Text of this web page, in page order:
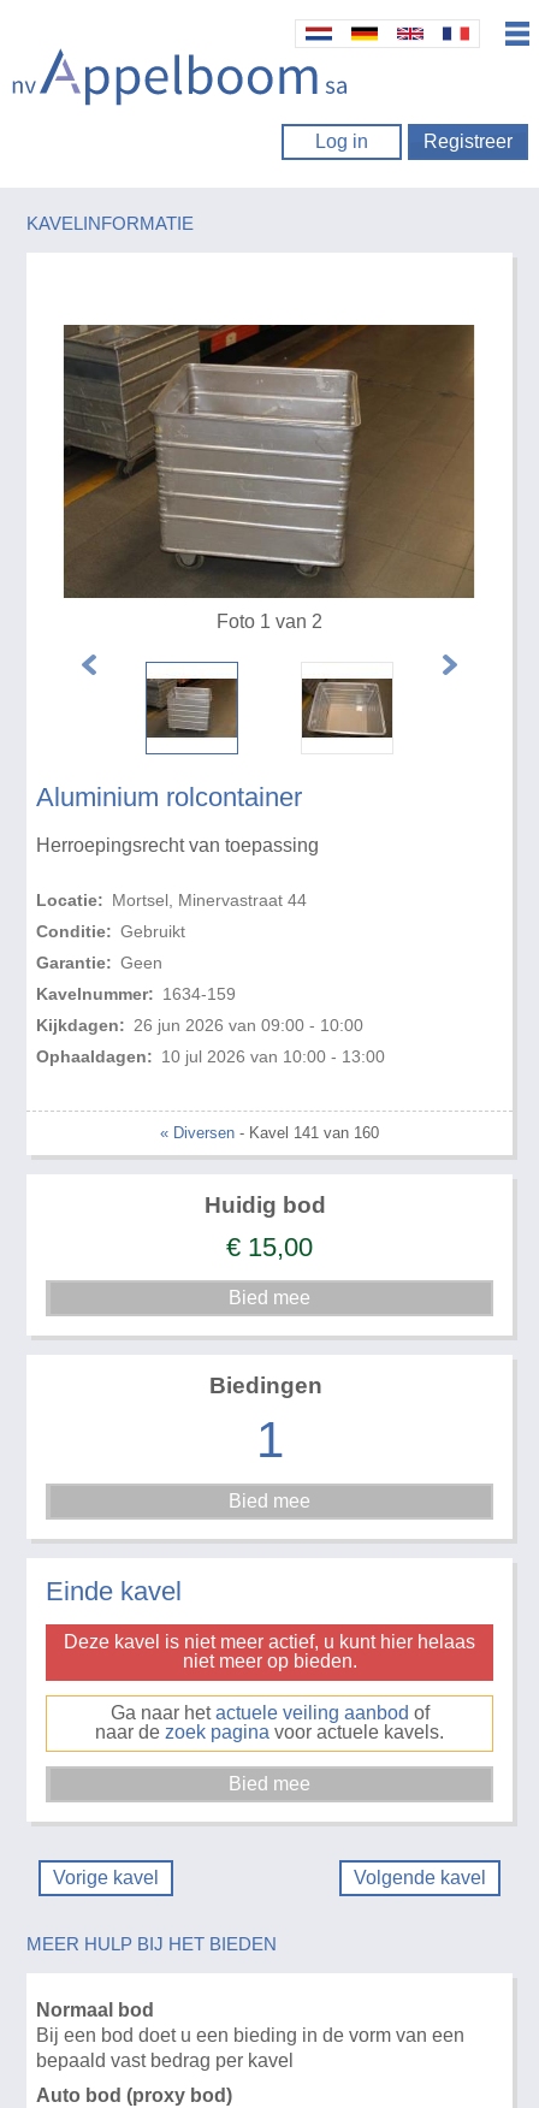
Log in Registreer
KAVELINFORMATIE
Aluminium rolcontainer
Herroepingsrecht van toepassing
Locatie: Mortsel, Minervastraat 44
Conditie: Gebruikt
Garantie: Geen
Kavelnummer: 1634-159
Kijkdagen: 26 jun 2026 van 09:00 - 10:00
Ophaaldagen: 10 jul 2026 van 10:00 - 13:00
Foto 1 van 2
« Diversen - Kavel 141 van 160
Huidig bod
€ 15,00
Biedingen
1
Einde kavel
Deze kavel is niet meer actief, u kunt hier helaas
niet meer op bieden.
Ga naar hetactuele veiling aanbod of
naar de zoek pagina voor actuele kavels.
Vorige kavel Volgende kavel
MEER HULP BIJ HET BIEDEN
Normaal bod
Bij een bod doet u een bieding in de vorm van een
bepaald vast bedrag per kavel
Auto bod (proxy bod)